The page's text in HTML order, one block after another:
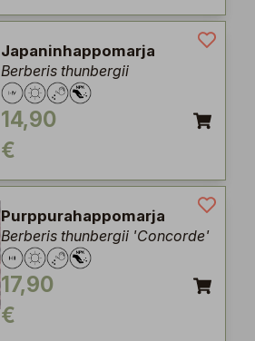
Japaninhappomarja
Berberis thunbergii
14,90
€
Purppurahappomarja
Berberis thunbergii 'Concorde'
17,90
€